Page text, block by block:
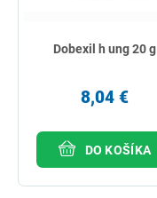
Dobexil h ung 20 g
8,04 €
DO KOŠÍKA